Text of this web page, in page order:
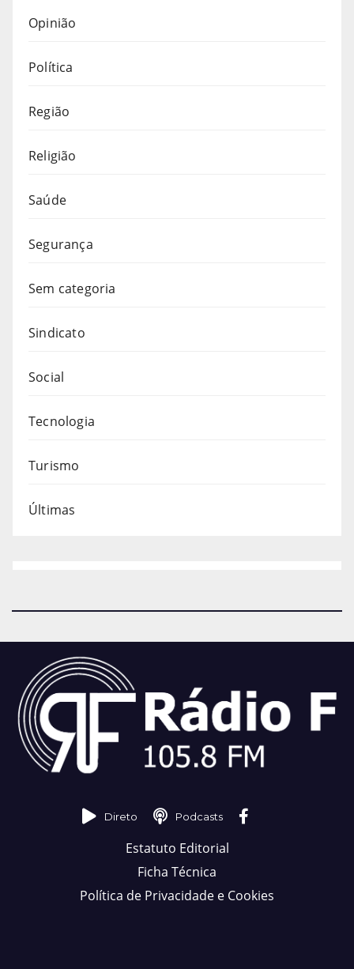
Opinião
Política
Região
Religião
Saúde
Segurança
Sem categoria
Sindicato
Social
Tecnologia
Turismo
Últimas
Direto Podcasts
Estatuto Editorial
Ficha Técnica
Política de Privacidade e Cookies